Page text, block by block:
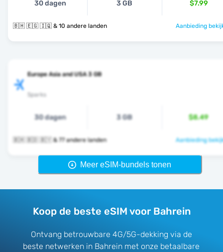
30 dagen 3 GB $7.99
🇧🇭 🇪🇬 🇮🇶 & 10 andere landen Aanbieding
Europe Asia and USA 3 GB
Sparks
30 dagen 3 GB $8.49
🇧🇭 🇧🇩 🇧🇾 & 77 andere landen Aanbieding
Meer eSIM-bundels tonen
Koop de beste eSIM voor Bahrein
Ontvang betrouwbare 4G/5G-dekking via de
beste netwerken in Bahrein met onze betaalbare